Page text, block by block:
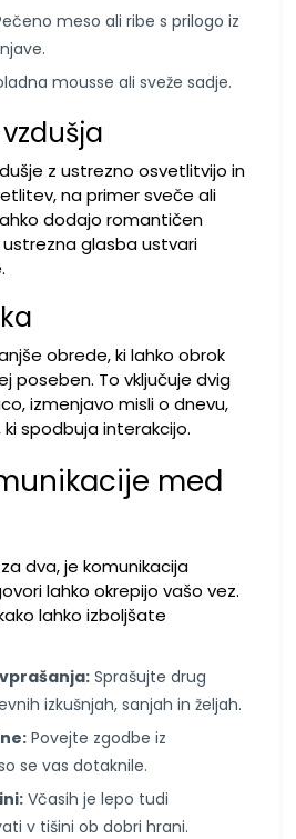
meso ali ribe s prilogo iz
mousse ali sveže sadje.
z ustrezno osvetlitvijo in
na primer sveče ali
dodajo romantičen
glasba ustvari
obrede, ki lahko obrok
poseben. To vključuje dvig
izmenjavo misli o dnevu,
spodbuja interakcijo.
med
dva, je komunikacija
lahko okrepijo vašo vez.
lahko izboljšate
Sprašujte drug
izkušnjah, sanjah in željah.
Povejte zgodbe iz
se vas dotaknile.
Včasih je lepo tudi
v tišini ob dobri hrani.